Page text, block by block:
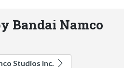
Bandai Namco
Studios Inc.